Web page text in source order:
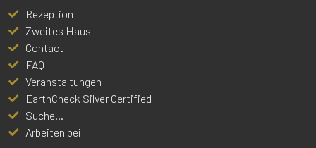
Rezeption
Zweites Haus
Contact
FAQ
Veranstaltungen
EarthCheck Silver Certified
Suche...
Arbeiten bei